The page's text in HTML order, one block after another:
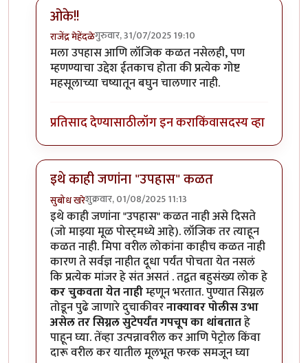
ओके!!
राजेंद्र मेहेंदळेगुरुवार, 31/07/2025 19:10
In reply toश्री० राजेंद्र मेहेंदळेbyयुयुत्सु
मला उपहास आणि लॉजिक कळत नसेलही, पण
म्हणण्याचा उद्देश ईतकाच होता की प्रत्येक गोष्ट
महसूलाच्या चष्यातून बघुन चालणार नाही.
प्रतिसाद देण्यासाठीलॉग इन कराकिंवासदस्य व्हा
इथे काही जणांना "उपहास" कळत
सुबोध खरेशुक्रवार, 01/08/2025 11:13
In reply toश्री० राजेंद्र मेहेंदळेbyयुयुत्सु
इथे काही जणांना "उपहास" कळत नाही असे दिसते
(जो माझ्या मूळ पोस्ट्मध्ये आहे). लॉजिक तर त्याहून
कळत नाही. मिपा वरील लोकांना काहीच कळत नाही
कारण ते सर्वज्ञ नाहीत दूधा पर्यंत पोचता येत नसलं
कि प्रत्येक मांजर हे संत असतं . तद्वत बहुसंख्य लोक हे
कर चुकवता येत नाहीम्हणून भरतात. पुण्यात सिग्नल
तोडून पुढे जाणारे दुचाकीवरनाक्यावर पोलीस उभा
असेल तर सिग्नल सुटेपर्यंत गपचूप का थांबतातहे
पाहून घ्या. तेंव्हा उत्पन्नावरील कर आणि पेट्रोल किंवा
दारू वरील कर यातील मूलभूत फरक समजून घ्या